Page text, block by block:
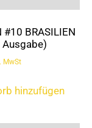
#10 BRASILIEN
MwSt
hinzufügen